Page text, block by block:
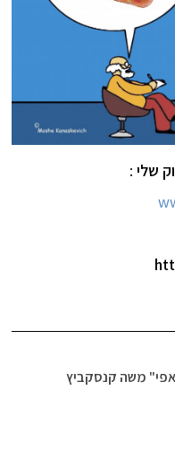
שלי :
משה קנסקביץ